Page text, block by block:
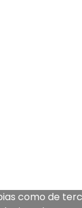
como de